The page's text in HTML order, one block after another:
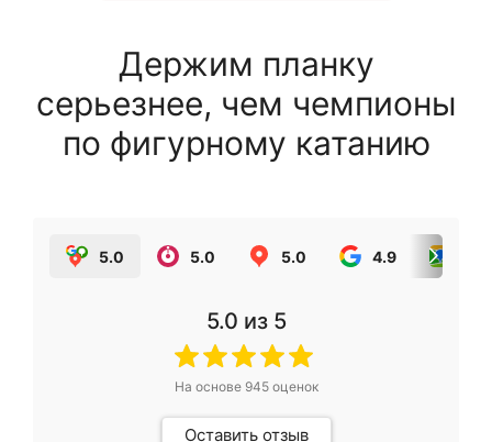
Держим планку
серьезнее, чем чемпионы
по фигурному катанию
5.0 5.0 5.0 4.9
5.0 из 5
На основе 945оценок
Оставить отзыв